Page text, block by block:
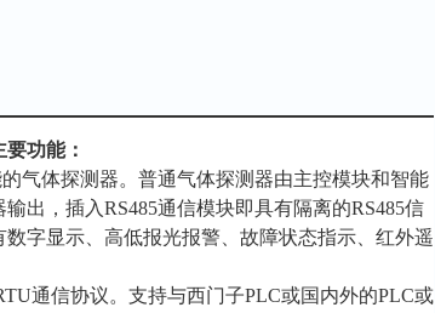
要功能：
气体探测器。普通气体探测器由主控模块和智能
出，插入RS485通信模块即具有隔离的RS485信
字显示、高低报光报警、故障状态指示、红外遥
通信协议。支持与西门子PLC或国内外的PLC或